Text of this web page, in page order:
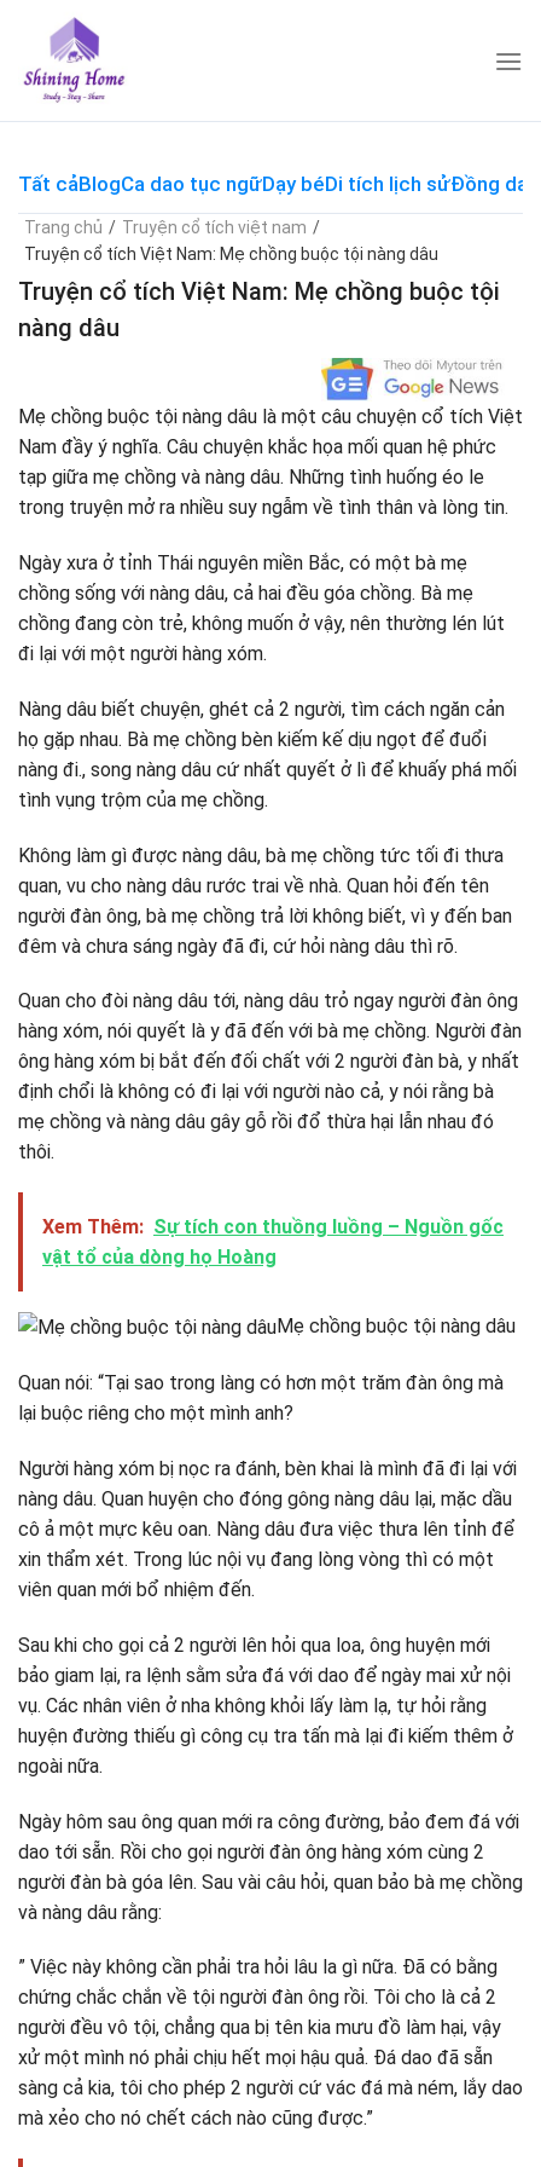
content
Tất cảBlogCa dao tục ngữDạy béDi tích lịch sửĐồng dao
Trang chủ / Truyện cổ tích việt nam /
Truyện cổ tích Việt Nam: Mẹ chồng buộc tội nàng dâu
Truyện cổ tích Việt Nam: Mẹ chồng buộc tội
nàng dâu
Mẹ chồng buộc tội nàng dâu là một câu chuyện cổ tích Việt
Nam đầy ý nghĩa. Câu chuyện khắc họa mối quan hệ phức
tạp giữa mẹ chồng và nàng dâu. Những tình huống éo le
trong truyện mở ra nhiều suy ngẫm về tình thân và lòng tin.
Ngày xưa ở tỉnh Thái nguyên miền Bắc, có một bà mẹ
chồng sống với nàng dâu, cả hai đều góa chồng. Bà mẹ
chồng đang còn trẻ, không muốn ở vậy, nên thường lén lút
đi lại với một người hàng xóm.
Nàng dâu biết chuyện, ghét cả 2 người, tìm cách ngăn cản
họ gặp nhau. Bà mẹ chồng bèn kiếm kế dịu ngọt để đuổi
nàng đi., song nàng dâu cứ nhất quyết ở lì để khuấy phá mối
tình vụng trộm của mẹ chồng.
Không làm gì được nàng dâu, bà mẹ chồng tức tối đi thưa
quan, vu cho nàng dâu rước trai về nhà. Quan hỏi đến tên
người đàn ông, bà mẹ chồng trả lời không biết, vì y đến ban
đêm và chưa sáng ngày đã đi, cứ hỏi nàng dâu thì rõ.
Quan cho đòi nàng dâu tới, nàng dâu trỏ ngay người đàn ông
hàng xóm, nói quyết là y đã đến với bà mẹ chồng. Người đàn
ông hàng xóm bị bắt đến đối chất với 2 người đàn bà, y nhất
định chổi là không có đi lại với người nào cả, y nói rằng bà
mẹ chồng và nàng dâu gây gỗ rồi đổ thừa hại lẫn nhau đó
thôi.
Xem Thêm: Sự tích con thuồng luồng – Nguồn gốc
vật tổ của dòng họ Hoàng
Mẹ chồng buộc tội nàng dâu
Quan nói: “Tại sao trong làng có hơn một trăm đàn ông mà
lại buộc riêng cho một mình anh?
Người hàng xóm bị nọc ra đánh, bèn khai là mình đã đi lại với
nàng dâu. Quan huyện cho đóng gông nàng dâu lại, mặc dầu
cô ả một mực kêu oan. Nàng dâu đưa việc thưa lên tỉnh để
xin thẩm xét. Trong lúc nội vụ đang lòng vòng thì có một
viên quan mới bổ nhiệm đến.
Sau khi cho gọi cả 2 người lên hỏi qua loa, ông huyện mới
bảo giam lại, ra lệnh sằm sửa đá với dao để ngày mai xử nội
vụ. Các nhân viên ở nha không khỏi lấy làm lạ, tự hỏi rằng
huyện đường thiếu gì công cụ tra tấn mà lại đi kiếm thêm ở
ngoài nữa.
Ngày hôm sau ông quan mới ra công đường, bảo đem đá với
dao tới sẵn. Rồi cho gọi người đàn ông hàng xóm cùng 2
người đàn bà góa lên. Sau vài câu hỏi, quan bảo bà mẹ chồng
và nàng dâu rằng:
” Việc này không cần phải tra hỏi lâu la gì nữa. Đã có bằng
chứng chắc chắn về tội người đàn ông rồi. Tôi cho là cả 2
người đều vô tội, chẳng qua bị tên kia mưu đồ làm hại, vậy
xử một mình nó phải chịu hết mọi hậu quả. Đá dao đã sẵn
sàng cả kia, tôi cho phép 2 người cứ vác đá mà ném, lắy dao
mà xẻo cho nó chết cách nào cũng được.”